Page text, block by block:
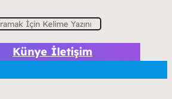
Künye İletişim